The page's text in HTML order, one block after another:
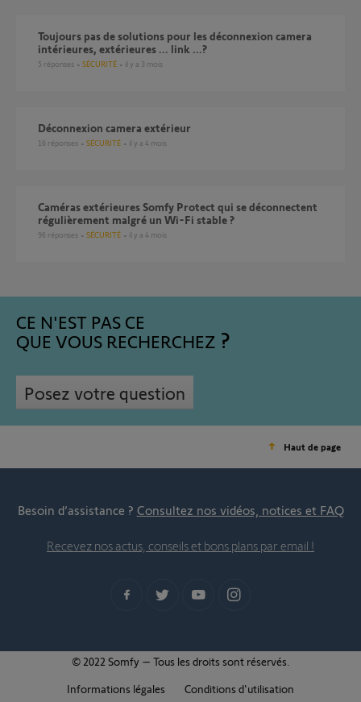
toujours pas de solutions pour les déconnexion camera
intérieures, extérieures ... link ...?
5 réponses SÉCURITÉ il y a 3 mois
Déconnexion camera extérieur
16 réponses SÉCURITÉ il y a 4 mois
Caméras extérieures Somfy Protect qui se déconnectent
régulièrement malgré un Wi-Fi stable ?
96 réponses SÉCURITÉ il y a 4 mois
CE N'EST PAS CE
QUE VOUS RECHERCHEZ
Posez votre question
Haut de page
Besoin d’assistance ? Consultez nos vidéos, notices et FAQ
Recevez nos actus, conseils et bons plans par email !
© 2022 Somfy – Tous les droits sont réservés.
Informations légales
Conditions d'utilisation